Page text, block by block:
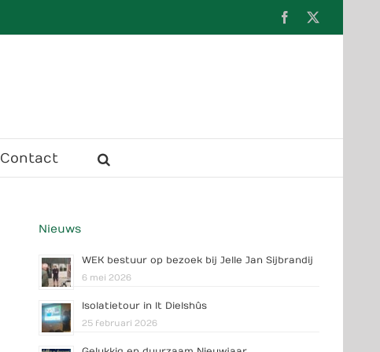
Facebook
Contact
Nieuws
WEK bestuur op bezoek bij Jelle Jan Sijbrandij
6 mei 2026
Isolatietour in It Dielshûs
25 februari 2026